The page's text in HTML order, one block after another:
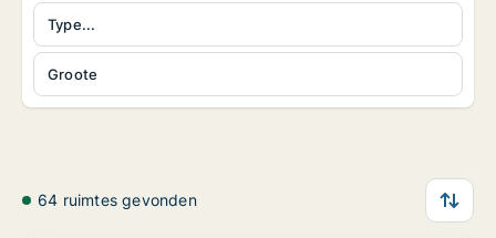
Type...
Groote
64 ruimtes gevonden